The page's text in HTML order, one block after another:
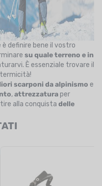
è definire bene il vostro
su quale terreno e in
È essenziale trovare il
scarponi da alpinismo e
,attrezzatura per
alla conquista delle